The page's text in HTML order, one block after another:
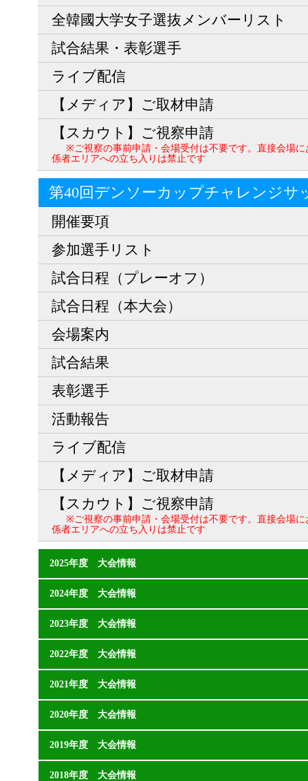
全韓國大学女子選抜メンバーリスト
試合結果・表彰選手
ライブ配信
【メディア】ご取材申請
【スカウト】ご視察申請
※ご視察の事前申請・会場受付は不要です。直接会場
係者エリアへの立ち入りは禁止です
第40回デンソーカップチャレンジサ
開催要項
参加選手リスト
試合日程（プレーオフ）
試合日程（本大会）
会場案内
試合結果
表彰選手
活動報告
ライブ配信
【メディア】ご取材申請
【スカウト】ご視察申請
※ご視察の事前申請・会場受付は不要です。直接会場
係者エリアへの立ち入りは禁止です
2025年度 大会情報
2024年度 大会情報
2023年度 大会情報
2022年度 大会情報
2021年度 大会情報
2020年度 大会情報
2019年度 大会情報
2018年度 大会情報